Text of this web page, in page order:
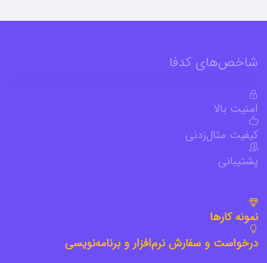
شاخص‌های کدفا
امنیت بالا
کیفیت مثال‌زدنی
پشتیبانی
نمونه کارها
درخواست و سفارش نرم‌افزار و برنامه‌نویسی